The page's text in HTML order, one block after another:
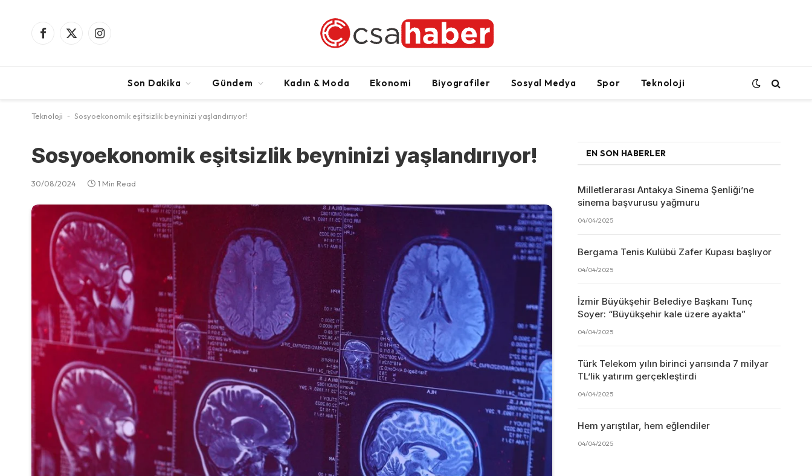
Facebook
X
Instagram
Son Dakika Gündem Kadın & Moda Ekonomi Biyografiler Sosyal Medya Spor Teknoloji
Teknoloji - Sosyoekonomik eşitsizlik beyninizi yaşlandırıyor!
Sosyoekonomik eşitsizlik beyninizi yaşlandırıyor!
30/08/2024 1 Min Read
EN SON HABERLER
Milletlerarası Antakya Sinema Şenliği’ne
sinema başvurusu yağmuru
04/04/2025
Bergama Tenis Kulübü Zafer Kupası başlıyor
04/04/2025
İzmir Büyükşehir Belediye Başkanı Tunç
Soyer: “Büyükşehir kale üzere ayakta”
04/04/2025
Türk Telekom yılın birinci yarısında 7 milyar
TL’lik yatırım gerçekleştirdi
04/04/2025
Hem yarıştılar, hem eğlendiler
04/04/2025